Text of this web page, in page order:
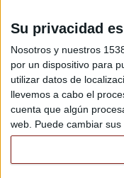
Su privacidad
Nosotros y nuestros
por un dispositivo para
utilizar datos de
llevemos a cabo el
cuenta que algún
web. Puede cambiar